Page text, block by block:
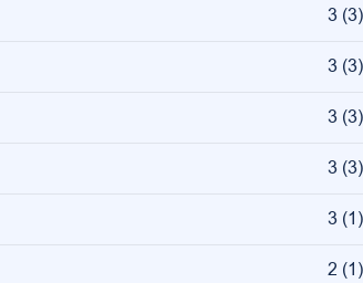
3 (3)
3 (3)
3 (3)
3 (3)
3 (1)
2 (1)